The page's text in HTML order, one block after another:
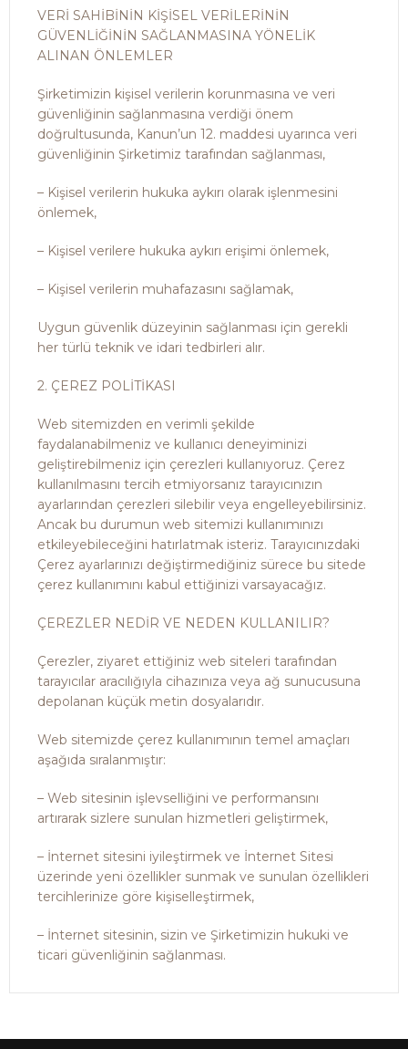
VERİ SAHİBİNİN KİŞİSEL VERİLERİNİN
GÜVENLİĞİNİN SAĞLANMASINA YÖNELİK
ALINAN ÖNLEMLER
Şirketimizin kişisel verilerin korunmasına ve veri
güvenliğinin sağlanmasına verdiği önem
doğrultusunda, Kanun’un 12. maddesi uyarınca veri
güvenliğinin Şirketimiz tarafından sağlanması,
– Kişisel verilerin hukuka aykırı olarak işlenmesini
önlemek,
– Kişisel verilere hukuka aykırı erişimi önlemek,
– Kişisel verilerin muhafazasını sağlamak,
Uygun güvenlik düzeyinin sağlanması için gerekli
her türlü teknik ve idari tedbirleri alır.
2. ÇEREZ POLİTİKASI
Web sitemizden en verimli şekilde
faydalanabilmeniz ve kullanıcı deneyiminizi
geliştirebilmeniz için çerezleri kullanıyoruz. Çerez
kullanılmasını tercih etmiyorsanız tarayıcınızın
ayarlarından çerezleri silebilir veya engelleyebilirsiniz.
Ancak bu durumun web sitemizi kullanımınızı
etkileyebileceğini hatırlatmak isteriz. Tarayıcınızdaki
Çerez ayarlarınızı değiştirmediğiniz sürece bu sitede
çerez kullanımını kabul ettiğinizi varsayacağız.
ÇEREZLER NEDİR VE NEDEN KULLANILIR?
Çerezler, ziyaret ettiğiniz web siteleri tarafından
tarayıcılar aracılığıyla cihazınıza veya ağ sunucusuna
depolanan küçük metin dosyalarıdır.
Web sitemizde çerez kullanımının temel amaçları
aşağıda sıralanmıştır:
– Web sitesinin işlevselliğini ve performansını
artırarak sizlere sunulan hizmetleri geliştirmek,
– İnternet sitesini iyileştirmek ve İnternet Sitesi
üzerinde yeni özellikler sunmak ve sunulan özellikleri
tercihlerinize göre kişiselleştirmek,
– İnternet sitesinin, sizin ve Şirketimizin hukuki ve
ticari güvenliğinin sağlanması.